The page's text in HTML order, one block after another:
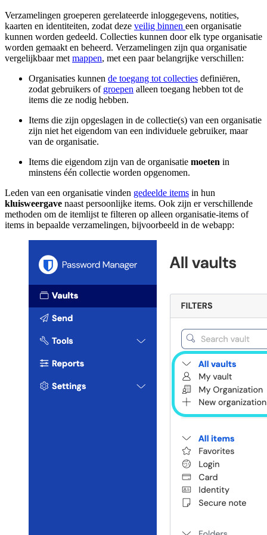
Verzamelingen groeperen gerelateerde inloggegevens, notities,
kaarten en identiteiten, zodat deze veilig binnen een organisatie
kunnen worden gedeeld. Collecties kunnen door elk type organisatie
worden gemaakt en beheerd. Verzamelingen zijn qua organisatie
vergelijkbaar met mappen, met een paar belangrijke verschillen:
Organisaties kunnen de toegang tot collecties definiëren,
zodat gebruikers of groepen alleen toegang hebben tot de
items die ze nodig hebben.
Items die zijn opgeslagen in de collectie(s) van een organisatie
zijn niet het eigendom van een individuele gebruiker, maar
van de organisatie.
Items die eigendom zijn van de organisatie moeten in
minstens één collectie worden opgenomen.
Leden van een organisatie vinden gedeelde items in hun
kluisweergave naast persoonlijke items. Ook zijn er verschillende
methoden om de itemlijst te filteren op alleen organisatie-items of
items in bepaalde verzamelingen, bijvoorbeeld in de webapp: